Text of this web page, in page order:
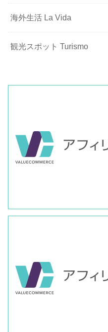
海外生活 La Vida
観光スポット Turismo